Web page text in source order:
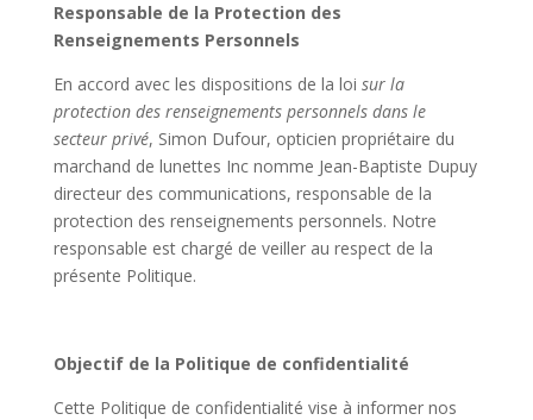
Responsable de la Protection des
Renseignements Personnels
En accord avec les dispositions de la loi sur la
protection des renseignements personnels dans le
secteur privé, Simon Dufour, opticien propriétaire du
marchand de lunettes Inc nomme Jean-Baptiste Dupuy
directeur des communications, responsable de la
protection des renseignements personnels. Notre
responsable est chargé de veiller au respect de la
présente Politique.
Objectif de la Politique de confidentialité
Cette Politique de confidentialité vise à informer nos